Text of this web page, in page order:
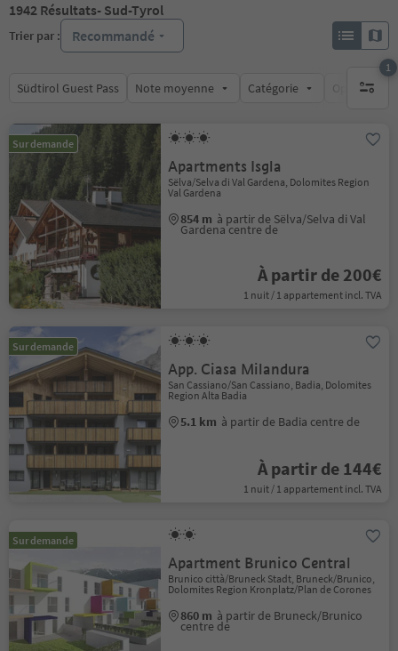
1942 Résultats- Sud-Tyrol
Trier par : Recommandé
Südtirol Guest Pass Note moyenne Catégorie Options de
1
1 filtre
Sur demande
Apartments Isgla
Sëlva/Selva di Val Gardena, Dolomites Region
Val Gardena
854 m à partir de Sëlva/Selva di Val
Gardena centre de
À partir de 200€
1 nuit / 1 appartement incl. TVA
Sur demande
App. Ciasa Milandura
San Cassiano/San Cassiano, Badia, Dolomites
Region Alta Badia
5.1 km à partir de Badia centre de
À partir de 144€
1 nuit / 1 appartement incl. TVA
Sur demande
Apartment Brunico Central
Brunico città/Bruneck Stadt, Bruneck/Brunico,
Dolomites Region Kronplatz/Plan de Corones
860 m à partir de Bruneck/Brunico
centre de